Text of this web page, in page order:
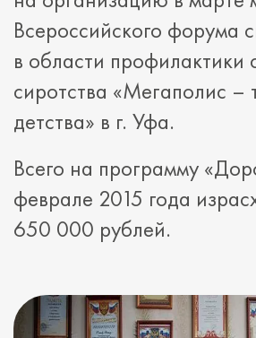
Всероссийского форума
в области профилактики
сиротства «Мегаполис –
детства» в г. Уфа.
Всего на программу
феврале 2015 года
650 000 рублей.